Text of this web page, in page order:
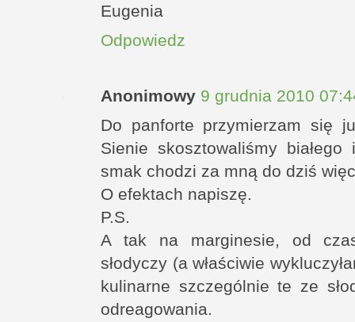
Eugenia
Odpowiedz
Anonimowy 9 grudnia 2010
Do panforte przymierzam się
Sienie skosztowaliśmy
smak chodzi za mną do dziś
O efektach napiszę.
P.S.
A tak na marginesie, od
słodyczy (a właściwie
kulinarne szczególnie te ze
odreagowania.